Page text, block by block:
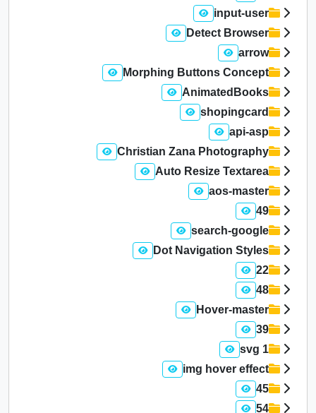
input-user
Detect Browser
arrow
Morphing Buttons Concept
AnimatedBooks
shopingcard
api-asp
Christian Zana Photography
Auto Resize Textarea
aos-master
49
search-google
Dot Navigation Styles
22
48
Hover-master
39
1 svg
img hover effect
45
54